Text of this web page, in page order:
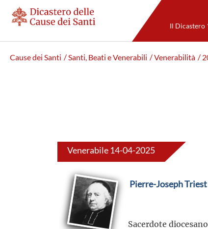
Il Dicastero
Cause dei Santi / Santi, Beati e Venerabili / Venerabilità /
Venerabile 14-04-2025
Pierre-Joseph Triest
Sacerdote